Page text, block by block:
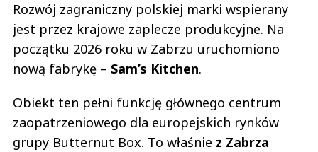
Rozwój zagraniczny polskiej marki wspierany
jest przez krajowe zaplecze produkcyjne. Na
początku 2026 roku w Zabrzu uruchomiono
nową fabrykę – Sam’s Kitchen.
Obiekt ten pełni funkcję głównego centrum
zaopatrzeniowego dla europejskich rynków
grupy Butternut Box. To właśnie z Zabrza